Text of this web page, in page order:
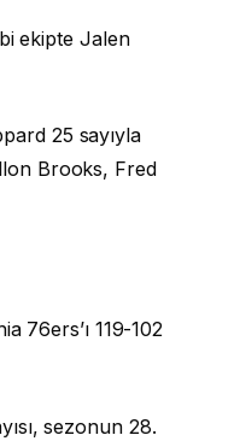
ekipte Jalen
25 sayıyla
Brooks, Fred
76ers’ı 119-102
sezonun 28.